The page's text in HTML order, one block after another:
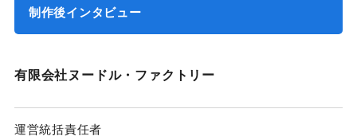
制作後インタビュー
有限会社ヌードル・ファクトリー
運営統括責任者